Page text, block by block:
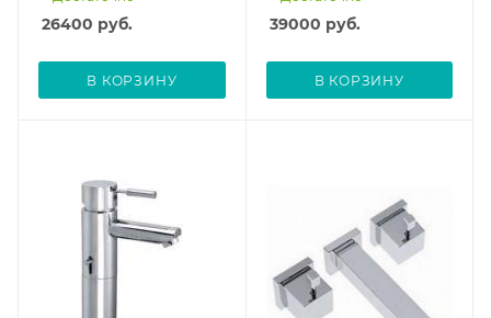
26400 руб.
В КОРЗИНУ
39000 руб.
В КОРЗИНУ